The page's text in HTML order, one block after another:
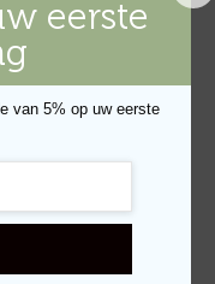
eerste
van 5% op uw eerste